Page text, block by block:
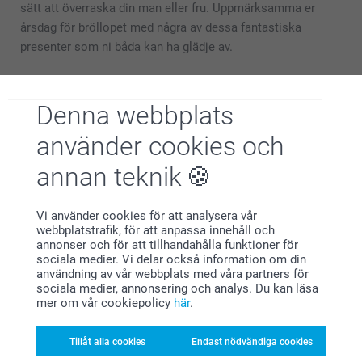
Denna webbplats
använder cookies och
annan teknik
Vi använder cookies för att analysera vår
webbplatstrafik, för att anpassa innehåll och
annonser och för att tillhandahålla funktioner för
sociala medier. Vi delar också information om din
användning av vår webbplats med våra partners för
sociala medier, annonsering och analys. Du kan läsa
mer om vår cookiepolicy här.
Tillåt alla cookies Endast nödvändiga cookies
sätt att överraska din man eller fru. Uppmärksamma er
årsdag för bröllopet med några av dessa fantastiska
presenter som ni båda kan ha glädje av.
Presenter som passar alla!
Personliga presenter är det perfekta sättet att visa någon
hur mycket den betyder för dig. Med en genomtänkt och